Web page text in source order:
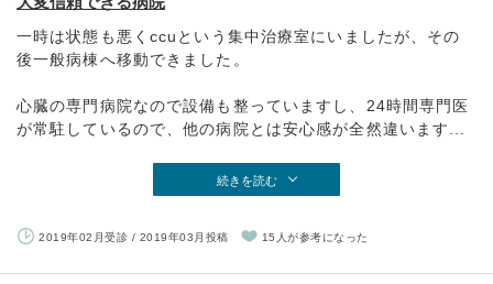
一時は状態も悪くccuという集中治療室にいましたが、その
後一般病棟へ移動できました。
心臓の専門病院なので設備も整っていますし、24時間専門医
が常駐しているので、他の病院とは安心感が全然違います...
続きを読む
2019年02月受診 / 2019年03月投稿 15人が参考になった